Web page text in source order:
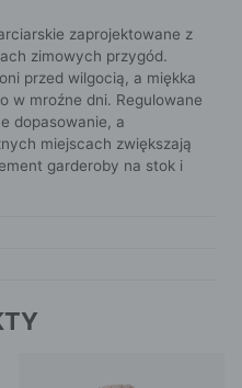
zaprojektowane z
zimowych przygód.
przed wilgocią, a miękka
w mroźne dni. Regulowane
dopasowanie, a
miejscach zwiększają
garderoby na stok i